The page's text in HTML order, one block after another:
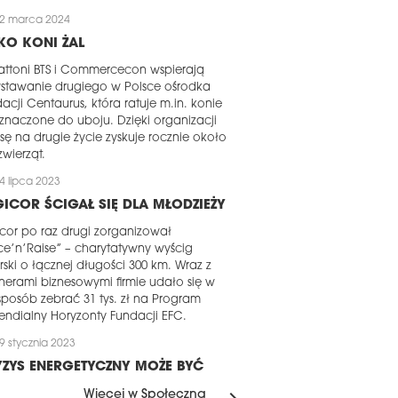
marca 2024
KONI ŻAL
BTS i Commercecon wspierają
drugiego w Polsce ośrodka
Centaurus, która ratuje m.in. konie
do uboju. Dzięki organizacji
na drugie życie zyskuje rocznie około
lipca 2023
ŚCIGAŁ SIĘ DLA MŁODZIEŻY
po raz drugi zorganizował
– charytatywny wyścig
o łącznej długości 300 km. Wraz z
biznesowymi firmie udało się w
zebrać 31 tys. zł na Program
Horyzonty Fundacji EFC.
stycznia 2023
ENERGETYCZNY MOŻE BYĆ
Więcej w Społeczna